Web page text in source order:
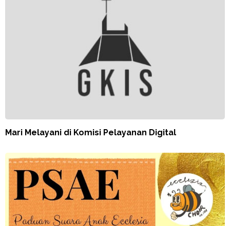
Mari Melayani di Komisi Pelayanan Digital